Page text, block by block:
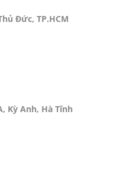
Đức, TP.HCM
Kỳ Anh, Hà Tĩnh